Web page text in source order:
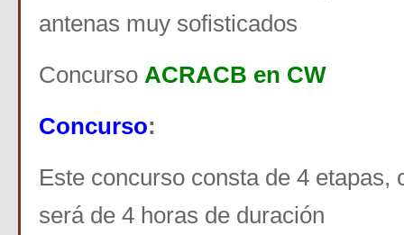
antenas muy sofisticados
Concurso ACRACB en CW
Concurso:
Este concurso consta de 4 etapas,
será de 4 horas de duración